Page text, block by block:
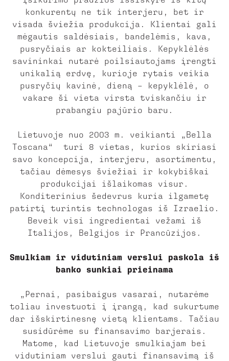
konkurentų ne tik interjeru, bet ir
visada šviežia produkcija. Klientai gali
mėgautis saldėsiais, bandelėmis, kava,
pusryčiais ar kokteiliais. Kepyklėlės
savininkai nutarė poilsiautojams įrengti
unikalią erdvę, kurioje rytais veikia
pusryčių kavinė, dieną – kepyklėlė, o
vakare ši vieta virsta tviskančiu ir
prabangiu pajūrio baru.
Lietuvoje nuo 2003 m. veikianti „Bella
Toscana“ turi 8 vietas, kurios skiriasi
savo koncepcija, interjeru, asortimentu,
tačiau dėmesys šviežiai ir kokybiškai
produkcijai išlaikomas visur.
Konditerinius šedevrus kuria ilgametę
patirtį turintis technologas iš Izraelio.
Beveik visi ingredientai vežami iš
Italijos, Belgijos ir Prancūzijos.
Smulkiam ir vidutiniam verslui paskola iš
banko sunkiai prieinama
„Pernai, pasibaigus vasarai, nutarėme
toliau investuoti į įrangą, kad sukurtume
dar išskirtinesnę vietą klientams. Tačiau
susidūrėme su finansavimo barjerais.
Matome, kad Lietuvoje smulkiajam bei
vidutiniam verslui gauti finansavimą iš